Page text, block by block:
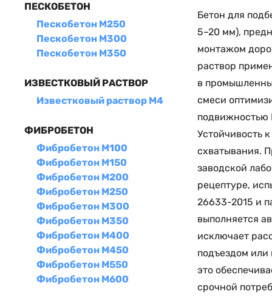
ПЕСКОБЕТОН
Пескобетон М250
Пескобетон М300
Пескобетон М350
ИЗВЕСТКОВЫЙ РАСТВОР
Известковый раствор М4
ФИБРОБЕТОН
Фибробетон М100
Фибробетон М150
Фибробетон М200
Фибробетон М250
Фибробетон М300
Фибробетон М350
Фибробетон М400
Фибробетон М450
Фибробетон М550
Фибробетон М600
Бетон для
5–20 мм),
монтажом
раствор
в
смеси
подвижностью
Устойчивость
схватывания.
заводской
рецептуре,
26633-2015 и
выполняется
исключает
подъездом или
это
срочной